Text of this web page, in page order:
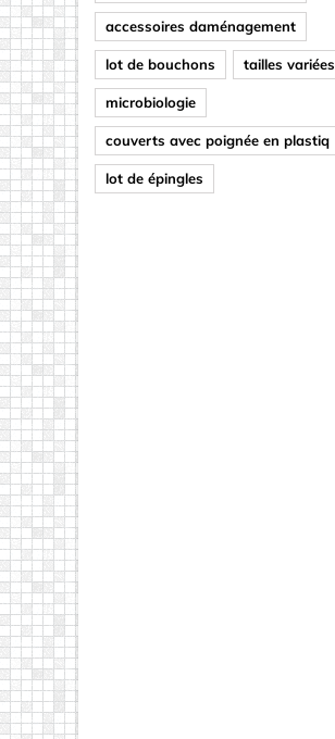
accessoires daménagement
lot de bouchons tailles variées
microbiologie
couverts avec poignée en plastiq
lot de épingles